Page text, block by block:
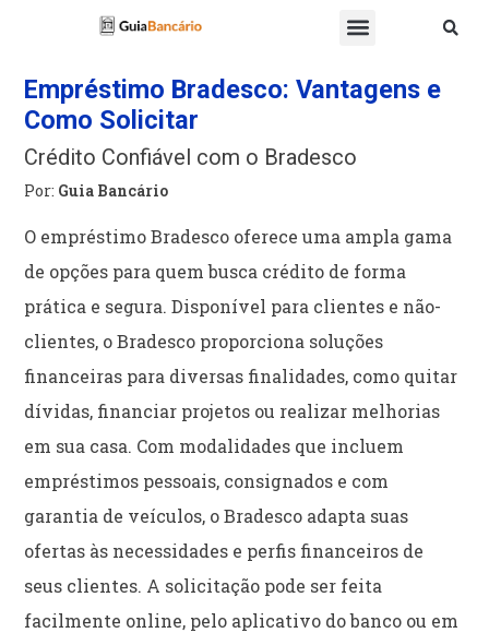
Empréstimo Bradesco: Vantagens e
Como Solicitar
Crédito Confiável com o Bradesco
Por: Guia Bancário
O empréstimo Bradesco oferece uma ampla gama
de opções para quem busca crédito de forma
prática e segura. Disponível para clientes e não-
clientes, o Bradesco proporciona soluções
financeiras para diversas finalidades, como quitar
dívidas, financiar projetos ou realizar melhorias
em sua casa. Com modalidades que incluem
empréstimos pessoais, consignados e com
garantia de veículos, o Bradesco adapta suas
ofertas às necessidades e perfis financeiros de
seus clientes. A solicitação pode ser feita
facilmente online, pelo aplicativo do banco ou em